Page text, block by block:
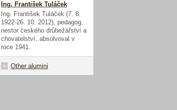
Ing. František Tuláček
Ing. František Tuláček (7. 8.
1922-26. 10. 2012), pedagog,
nestor českého drůbežářství a
chovatelství, absolvoval v
roce 1941.
Other alumini